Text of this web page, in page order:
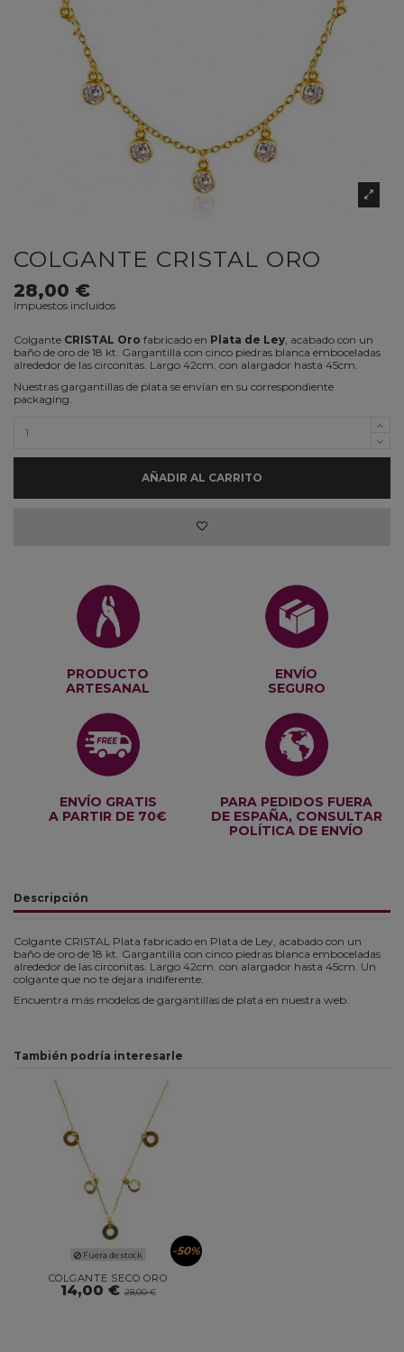
COLGANTE CRISTAL ORO
28,00 €
Impuestos incluidos
Colgante CRISTAL Oro fabricado en Plata de Ley , acabado con un
baño de oro de 18 kt. Gargantilla con cinco piedras blanca emboceladas
alrededor de las circonitas. Largo 42cm. con alargador hasta 45cm.
Nuestras gargantillas de plata se envían en su correspondiente
packaging.
AÑADIR AL CARRITO
PRODUCTO
ARTESANAL
ENVÍO
SEGURO
ENVÍO GRATIS
A PARTIR DE 70€
PARA PEDIDOS FUERA
DE ESPAÑA, CONSULTAR
POLÍTICA DE ENVÍO
Descripción
Colgante CRISTAL Plata fabricado en Plata de Ley, acabado con un
baño de oro de 18 kt. Gargantilla con cinco piedras blanca emboceladas
alrededor de las circonitas. Largo 42cm. con alargador hasta 45cm. Un
colgante que no te dejara indiferente.
Encuentra más modelos de gargantillas de plata en nuestra web.
También podría interesarle
-50%
Fuera de stock
COLGANTE SECO ORO
14,00 €28,00 €